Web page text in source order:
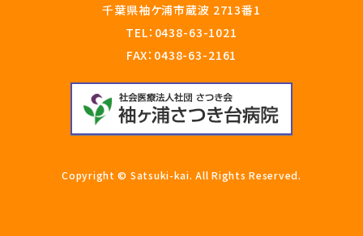
千葉県袖ケ浦市蔵波 2713番1
TEL： 0438-63-1021
FAX：0438-63-2161
Copyright © Satsuki-kai. All Rights Reserved.